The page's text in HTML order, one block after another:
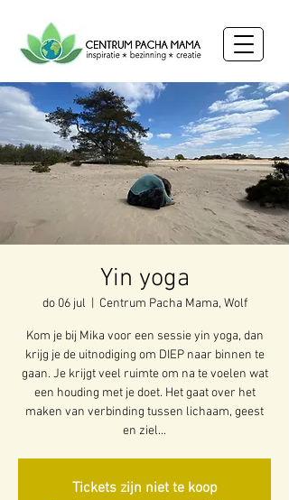
Yin yoga
do 06 jul Centrum Pacha Mama, Wolf
Kom je bij Mika voor een sessie yin yoga, dan
krijg je de uitnodiging om DIEP naar binnen te
gaan. Je krijgt veel ruimte om na te voelen wat
een houding met je doet. Het gaat over het
maken van verbinding tussen lichaam, geest
en ziel...
Tickets zijn niet te koop